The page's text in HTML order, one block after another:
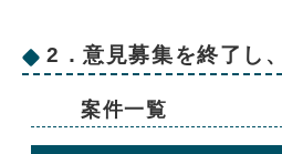
2．意見募集を終了し
案件一覧